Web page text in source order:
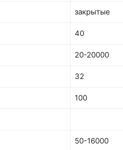
закрытые
40
20-20000
32
100
50-16000